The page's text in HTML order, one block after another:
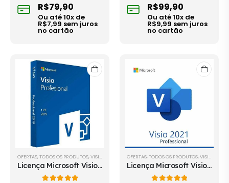
R$79,90
Ou até10x de
R$7,99 sem juros
no cartão
R$99,90
Ou até10x de
R$9,99 sem juros
no cartão
OFERTAS, TODOS OS PRODUTOS, VISIO & PROJECT
Licença Microsoft Visio 2019 Professional - Envio Imediato Após a Compra
OFERTAS, TODOS OS PRODUTOS, VISIO & PROJECT
Licença Microsoft Visio 2021 Professional - Envio Imediato Após a Compra